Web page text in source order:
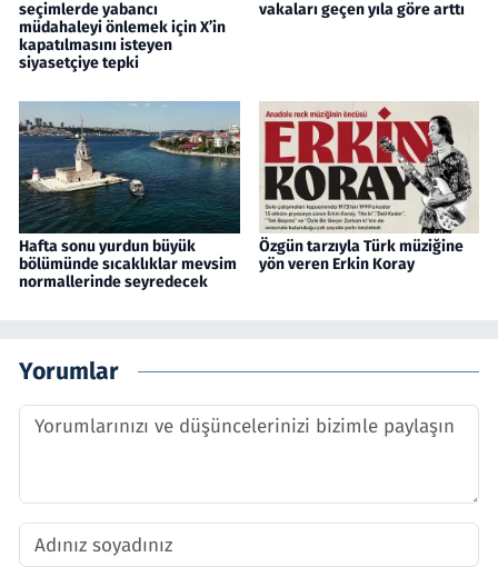
seçimlerde yabancı
müdahaleyi önlemek için X’in
kapatılmasını isteyen
siyasetçiye tepki
vakaları geçen yıla göre arttı
Hafta sonu yurdun büyük
bölümünde sıcaklıklar mevsim
normallerinde seyredecek
Özgün tarzıyla Türk müziğine
yön veren Erkin Koray
Yorumlar